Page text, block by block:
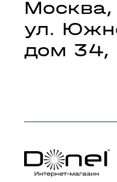
Москва,
ул.
дом 34,